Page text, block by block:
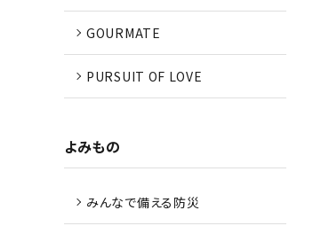
GOURMATE
PURSUIT OF LOVE
よみもの
みんなで備える防災